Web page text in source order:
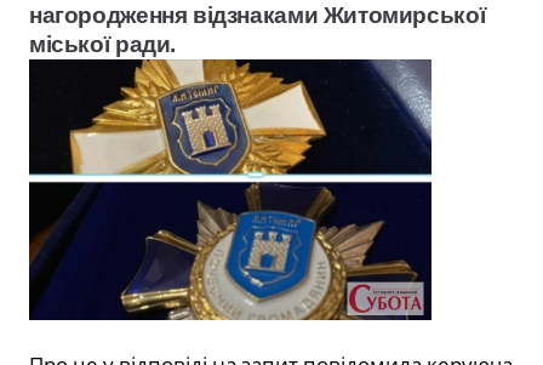
нагородження відзнаками Житомирської
міської ради.